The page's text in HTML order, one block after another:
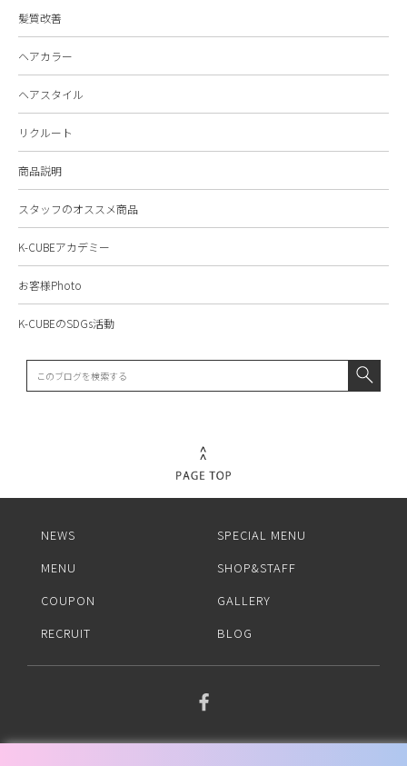
髪質改善
ヘアカラー
ヘアスタイル
リクルート
商品説明
スタッフのオススメ商品
K-CUBEアカデミー
お客様Photo
K-CUBEのSDGs活動
NEWS
SPECIAL MENU
MENU
SHOP&STAFF
COUPON
GALLERY
RECRUIT
BLOG